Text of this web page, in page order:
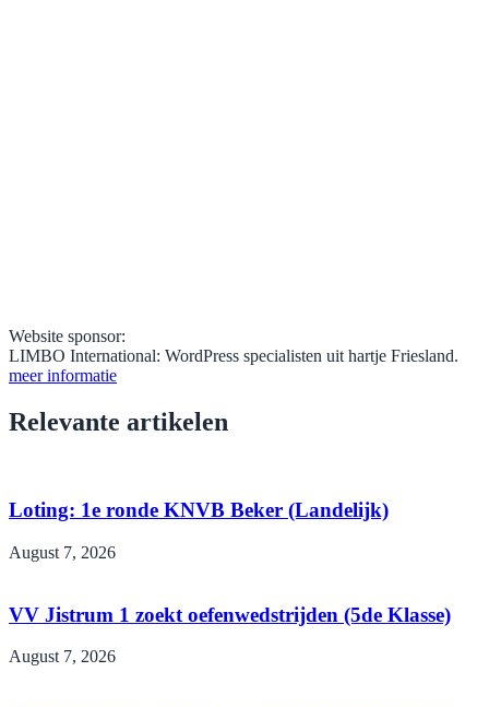
Website sponsor:
LIMBO International: WordPress specialisten uit hartje Friesland.
meer informatie
Relevante artikelen
Loting: 1e ronde KNVB Beker (Landelijk)
August 7, 2026
VV Jistrum 1 zoekt oefenwedstrijden (5de Klasse)
August 7, 2026